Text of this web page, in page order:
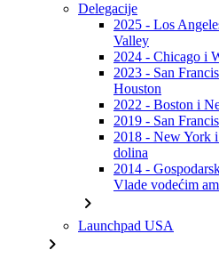
Delegacije
2025 - Los
Valley
2024 - Chicago i
2023 - San
Houston
2022 - Boston i
2019 - San
2018 - New York
dolina
2014 -
Vlade vodećim
chevron_right
Launchpad USA
chevron_right